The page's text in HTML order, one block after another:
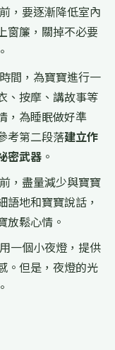
，要逐漸降低室內
窗簾，關掉不必要
間，為寶寶進行一
、按摩、講故事等
，為睡眠做好準
考第二段落建立作
密武器 。
，盡量減少與寶寶
地和寶寶說話，
放鬆心情。
一個小夜燈，提供
。但是，夜燈的光